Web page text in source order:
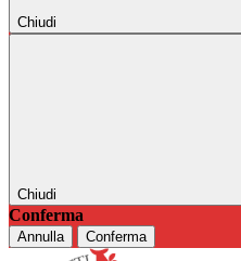
Chiudi
Chiudi
Conferma
Annulla Conferma